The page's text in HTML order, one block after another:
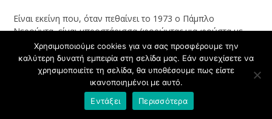
Είναι εκείνη που, όταν πεθαίνει το 1973 ο Πάμπλο
Νερούντα, είναι μπροστάρισσα (φορώντας μια φούστα με
σφυροδρέπανα και την εικόνα του Τσε Γκεβάρα) σε μια
τεράστια λαοθάλασσα που ξεχύνεται στους δρόμους του
Μεξικού. Αλλά και εκείνη που σκίζει στην πλατεία Νέας
Σμύρνης πάνω από 100 αφίσες της ΚΝΕ. Η καλλιτεχνικά
ανήσυχη Μαργαρίτα Θεοδωράκη (μητέρα τεσσάρων από τα
πέντε εγγόνια του) θα εγκαταλείψει οποιαδήποτε δική της
Χρησιμοποιούμε cookies για να σας προσφέρουμε την
καλύτερη δυνατή εμπειρία στη σελίδα μας. Εάν συνεχίσετε να
χρησιμοποιείτε τη σελίδα, θα υποθέσουμε πως είστε
ικανοποιημένοι με αυτό.
Εντάξει
Περισσότερα